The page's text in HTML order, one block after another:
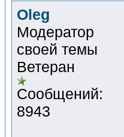
Oleg
Модератор
своей темы
Ветеран
Сообщений:
8943